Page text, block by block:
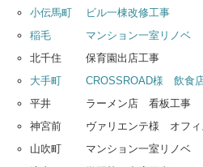
小伝馬町 ビル一棟改
稲毛 マンション一室
北千住 保育園出店
大手町 CROSSROAD様 飲食
平井 ラーメン店 看
神宮前 ヴァリエンテ様 オフ
山吹町 マンション一室